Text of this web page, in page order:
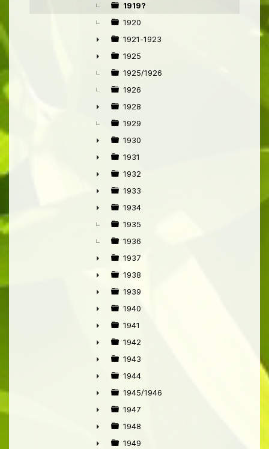
1919?
1920
►
1921-1923
►
1925
1925/1926
1926
►
1928
1929
►
1930
►
1931
►
1932
►
1933
►
1934
1935
1936
►
1937
►
1938
►
1939
►
1940
►
1941
►
1942
►
1943
►
1944
►
1945/1946
►
1947
►
1948
1949